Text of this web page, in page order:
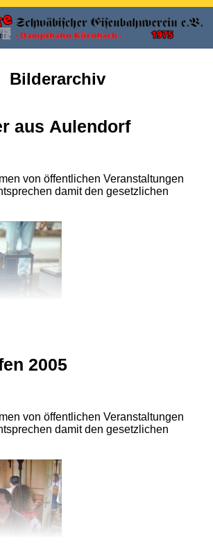
Bilderarchiv
aus Aulendorf
von öffentlichen Veranstaltungen
damit den gesetzlichen
2005
von öffentlichen Veranstaltungen
damit den gesetzlichen